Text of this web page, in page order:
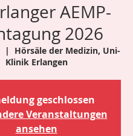
AEMP-
2026
  |
Hörsäle der Medizin, Uni-
Klinik Erlangen
geschlossen
Veranstaltungen
ansehen